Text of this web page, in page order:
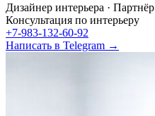
Дизайнер интерьера · Партнёр
Консультация по интерьеру
+7-983-132-60-92
Написать в Telegram →